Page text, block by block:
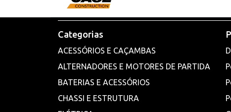
Categorias
ACESSÓRIOS E CAÇAMBAS
ALTERNADORES E MOTORES DE PARTIDA
BATERIAS E ACESSÓRIOS
CHASSI E ESTRUTURA